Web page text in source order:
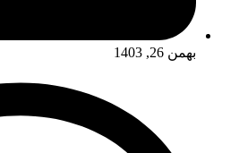
بهمن 26, 1403